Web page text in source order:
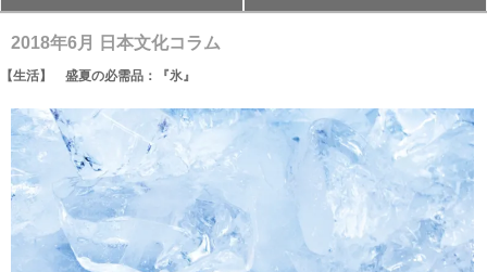
2018年6月 日本文化コラム
【生活】 盛夏の必需品：『氷』